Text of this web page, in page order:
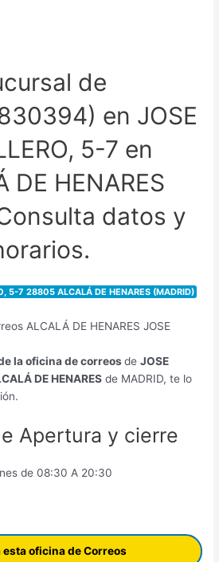
de
en JOSE
5-7 en
DE HENARES
datos y
5-7 28805 ALCALÁ DE HENARES (MADRID)
la oficina de correosdeJOSE
DE HENARES de MADRID, te lo
Apertura y cierre
de 08:30 A 20:30
esta oficina de Correos